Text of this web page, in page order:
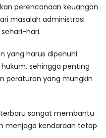
perencanaan keuangan
masalah administrasi
hari.
yang harus dipenuhi
sehingga penting
peraturan yang mungkin
sangat membantu
menjaga kendaraan tetap